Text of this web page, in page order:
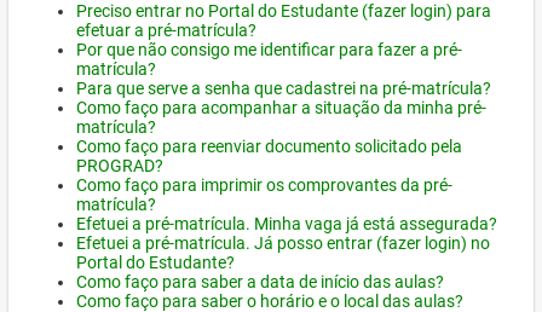
Preciso entrar no Portal do Estudante (fazer login) para
efetuar a pré-matrícula?
Por que não consigo me identificar para fazer a pré-
matrícula?
Para que serve a senha que cadastrei na pré-matrícula?
Como faço para acompanhar a situação da minha pré-
matrícula?
Como faço para reenviar documento solicitado pela
PROGRAD?
Como faço para imprimir os comprovantes da pré-
matrícula?
Efetuei a pré-matrícula. Minha vaga já está assegurada?
Efetuei a pré-matrícula. Já posso entrar (fazer login) no
Portal do Estudante?
Como faço para saber a data de início das aulas?
Como faço para saber o horário e o local das aulas?